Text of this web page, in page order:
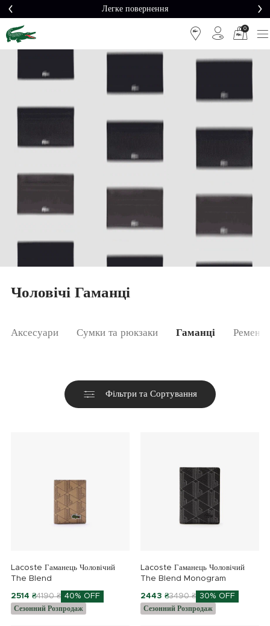
Легке повернення
0
Чоловічі Гаманці
Аксесуари Сумки та рюкзаки Гаманці Ремені
Фільтри та Сортування
Lacoste Гаманець Чоловічий
The Blend
2514 ₴4190 ₴ 40% OFF
Сезонний Розпродаж
Lacoste Гаманець Чоловічий
The Blend Monogram
2443 ₴3490 ₴ 30% OFF
Сезонний Розпродаж